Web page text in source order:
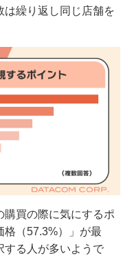
は繰り返し同じ店舗を
購買の際に気にするポ
格（57.3%）」が最
する人が多いようで